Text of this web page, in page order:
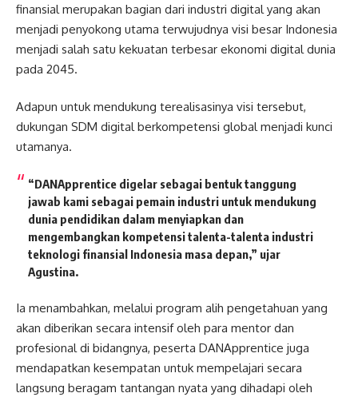
finansial merupakan bagian dari industri digital yang akan
menjadi penyokong utama terwujudnya visi besar Indonesia
menjadi salah satu kekuatan terbesar ekonomi digital dunia
pada 2045.
Adapun untuk mendukung terealisasinya visi tersebut,
dukungan SDM digital berkompetensi global menjadi kunci
utamanya.
“DANApprentice digelar sebagai bentuk tanggung
jawab kami sebagai pemain industri untuk mendukung
dunia pendidikan dalam menyiapkan dan
mengembangkan kompetensi talenta-talenta industri
teknologi finansial Indonesia masa depan,” ujar
Agustina.
Ia menambahkan, melalui program alih pengetahuan yang
akan diberikan secara intensif oleh para mentor dan
profesional di bidangnya, peserta DANApprentice juga
mendapatkan kesempatan untuk mempelajari secara
langsung beragam tantangan nyata yang dihadapi oleh